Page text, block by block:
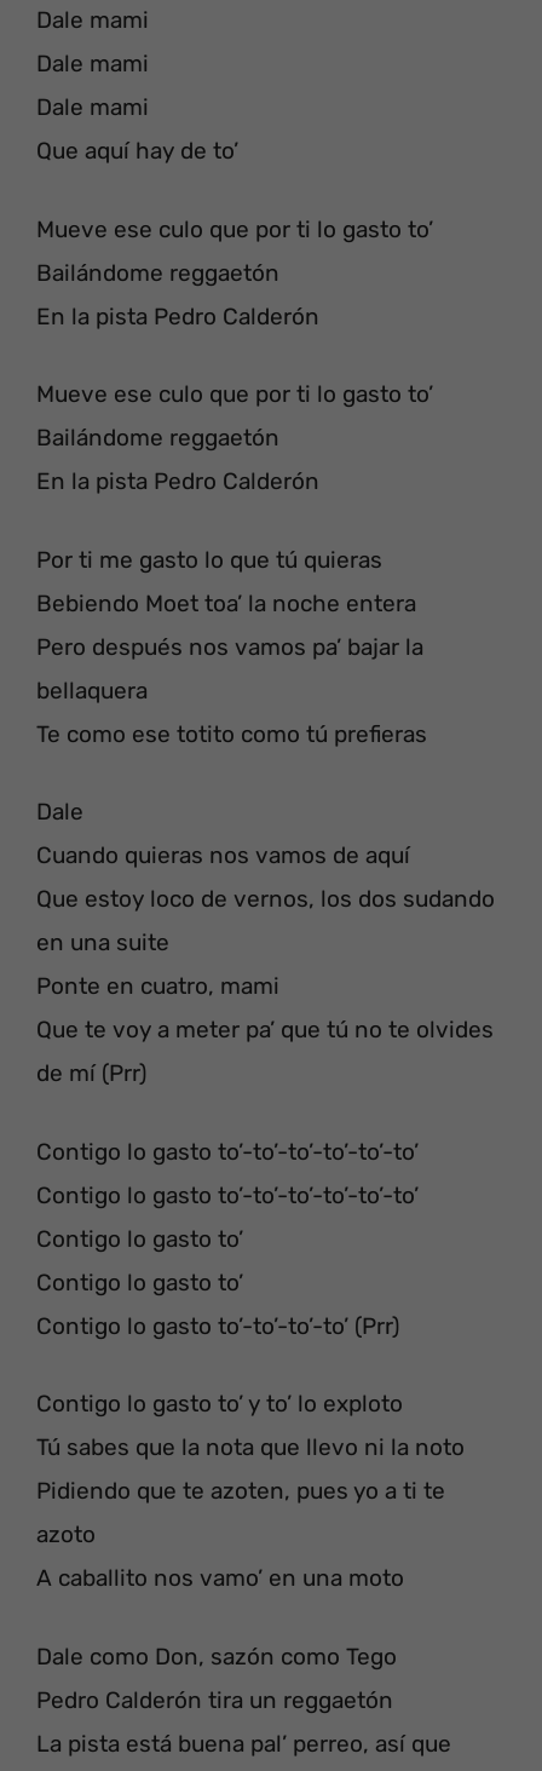
Dale mami
Dale mami
Dale mami
Que aquí hay de to’
Mueve ese culo que por ti lo gasto to’
Bailándome reggaetón
En la pista Pedro Calderón
Mueve ese culo que por ti lo gasto to’
Bailándome reggaetón
En la pista Pedro Calderón
Por ti me gasto lo que tú quieras
Bebiendo Moet toa’ la noche entera
Pero después nos vamos pa’ bajar la
bellaquera
Te como ese totito como tú prefieras
Dale
Cuando quieras nos vamos de aquí
Que estoy loco de vernos, los dos sudando
en una suite
Ponte en cuatro, mami
Que te voy a meter pa’ que tú no te olvides
de mí (Prr)
Contigo lo gasto to’-to’-to’-to’-to’-to’
Contigo lo gasto to’-to’-to’-to’-to’-to’
Contigo lo gasto to’
Contigo lo gasto to’
Contigo lo gasto to’-to’-to’-to’ (Prr)
Contigo lo gasto to’ y to’ lo exploto
Tú sabes que la nota que llevo ni la noto
Pidiendo que te azoten, pues yo a ti te
azoto
A caballito nos vamo’ en una moto
Dale como Don, sazón como Tego
Pedro Calderón tira un reggaetón
La pista está buena pal’ perreo, así que